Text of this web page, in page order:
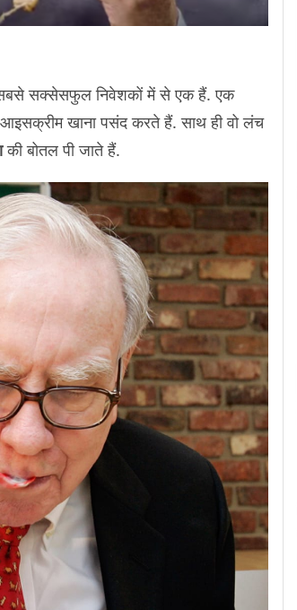
सक्सेसफुल निवेशकों में से एक हैं. एक
आइसक्रीम खाना पसंद करते हैं. साथ ही वो लंच
की बोतल पी जाते हैं.